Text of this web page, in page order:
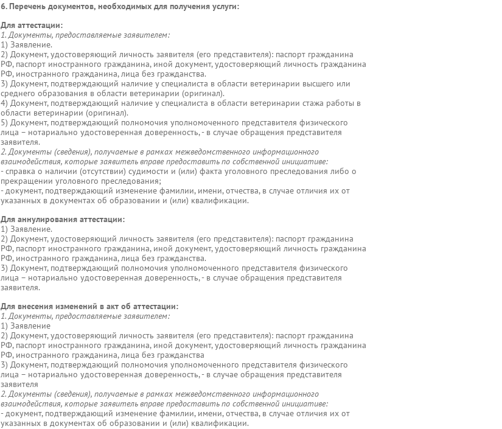
6. Перечень документов, необходимых для получения услуги:
Для аттестации:
1. Документы, предоставляемые заявителем:
1) Заявление.
2) Документ, удостоверяющий личность заявителя (его представителя): паспорт гражданина
РФ, паспорт иностранного гражданина, иной документ, удостоверяющий личность гражданина
РФ, иностранного гражданина, лица без гражданства.
3) Документ, подтверждающий наличие у специалиста в области ветеринарии высшего или
среднего образования в области ветеринарии (оригинал).
4) Документ, подтверждающий наличие у специалиста в области ветеринарии стажа работы в
области ветеринарии (оригинал).
5) Документ, подтверждающий полномочия уполномоченного представителя физического
лица – нотариально удостоверенная доверенность, - в случае обращения представителя
заявителя.
2. Документы (сведения), получаемые в рамках межведомственного информационного
взаимодействия, которые заявитель вправе предоставить по собственной инициативе:
- справка о наличии (отсутствии) судимости и (или) факта уголовного преследования либо о
прекращении уголовного преследования;
- документ, подтверждающий изменение фамилии, имени, отчества, в случае отличия их от
указанных в документах об образовании и (или) квалификации.
Для аннулирования аттестации:
1) Заявление.
2) Документ, удостоверяющий личность заявителя (его представителя): паспорт гражданина
РФ, паспорт иностранного гражданина, иной документ, удостоверяющий личность гражданина
РФ, иностранного гражданина, лица без гражданства.
3) Документ, подтверждающий полномочия уполномоченного представителя физического
лица – нотариально удостоверенная доверенность, - в случае обращения представителя
заявителя.
Для внесения изменений в акт об аттестации:
1. Документы, предоставляемые заявителем:
1) Заявление
2) Документ, удостоверяющий личность заявителя (его представителя): паспорт гражданина
РФ, паспорт иностранного гражданина, иной документ, удостоверяющий личность гражданина
РФ, иностранного гражданина, лица без гражданства
3) Документ, подтверждающий полномочия уполномоченного представителя физического
лица – нотариально удостоверенная доверенность, - в случае обращения представителя
заявителя
2. Документы (сведения), получаемые в рамках межведомственного информационного
взаимодействия, которые заявитель вправе предоставить по собственной инициативе:
- документ, подтверждающий изменение фамилии, имени, отчества, в случае отличия их от
указанных в документах об образовании и (или) квалификации.